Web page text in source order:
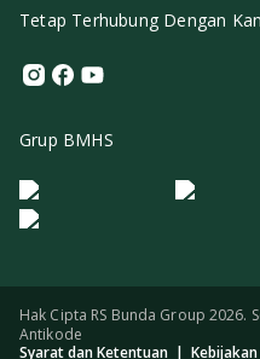
Tetap Terhubung Dengan
Instagram
Facebook
Youtube
Grup BMHS
Logo Morula IFV Logo ER
Logo IRSI
Hak Cipta RS Bunda Group 2026.
Antikode
Syarat dan Ketentuan |